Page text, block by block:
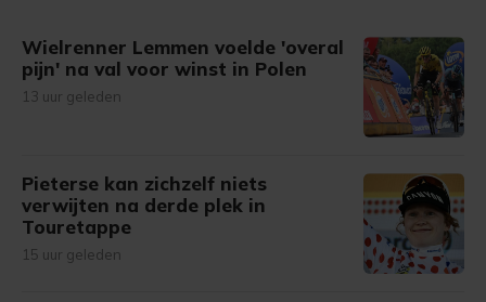
Wielrenner Lemmen voelde 'overal
pijn' na val voor winst in Polen
13 uur geleden
Pieterse kan zichzelf niets
verwijten na derde plek in
Touretappe
15 uur geleden